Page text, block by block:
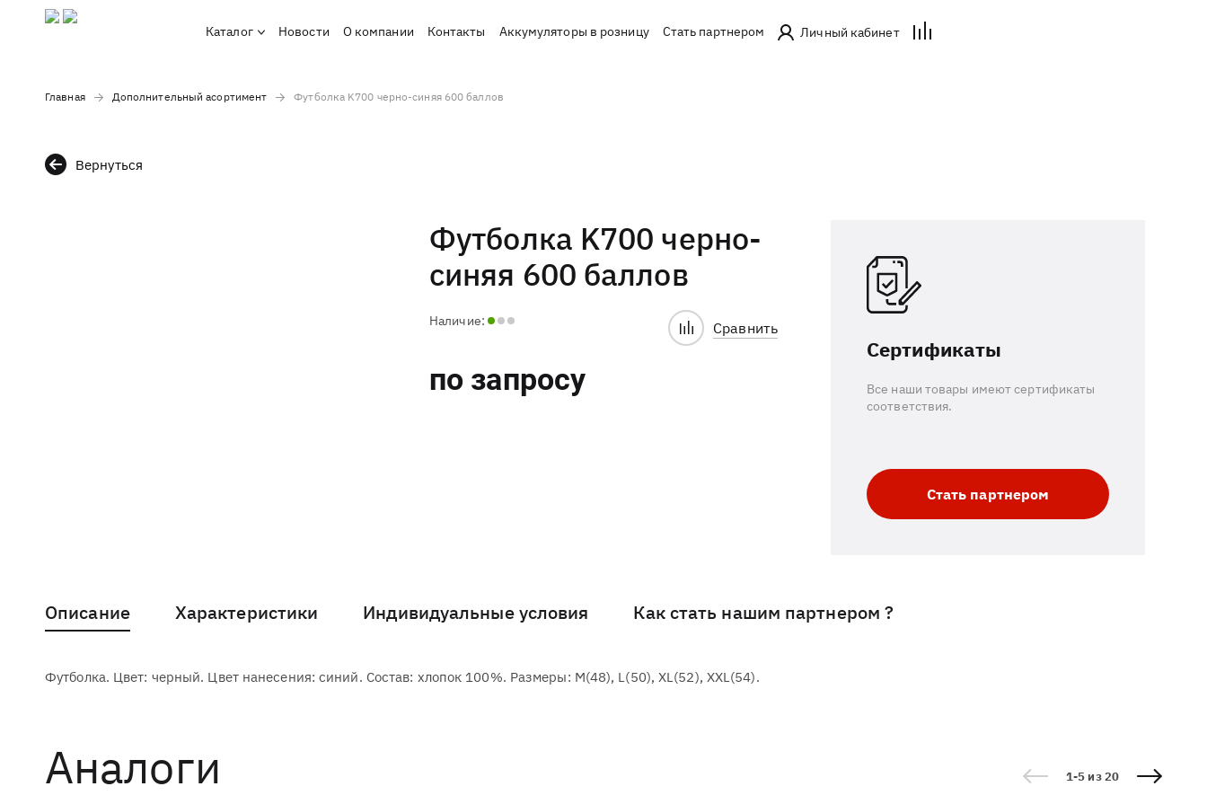
Каталог Новости О компании Контакты Аккумуляторы в розницу Стать партнером Личный кабинет
Главная Дополнительный асортимент Футболка K700 черно-синяя 600 баллов
Вернуться
Футболка K700 черно-
синяя 600 баллов
Наличие:
по запросу
Сравнить
Сертификаты
Все наши товары имеют сертификаты
соответствия.
Стать партнером
Описание Характеристики Индивидуальные условия Как стать нашим партнером ?
Футболка. Цвет: черный. Цвет нанесения: синий. Состав: хлопок 100%. Размеры: M(48), L(50), XL(52), XXL(54).
Аналоги 1-5 из 20